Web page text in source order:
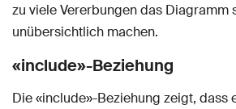
zu viele Vererbungen das Diagramm
unübersichtlich machen.
«include»-Beziehung
Die «include»-Beziehung zeigt, dass